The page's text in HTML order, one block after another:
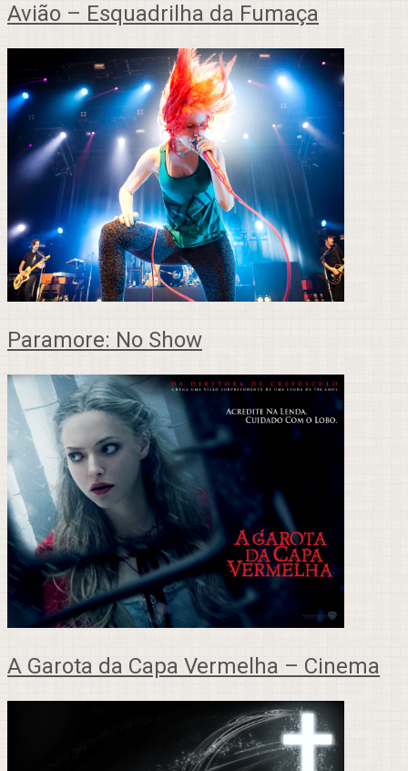
Avião – Esquadrilha da Fumaça
Paramore: No Show
A Garota da Capa Vermelha – Cinema